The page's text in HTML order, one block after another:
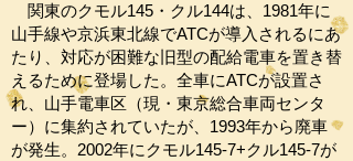
関東のクモル145・クル144は、1981年に
山手線や京浜東北線でATCが導入されるにあ
たり、対応が困難な旧型の配給電車を置き替
えるために登場した。全車にATCが設置さ
れ、山手電車区（現・東京総合車両センタ
ー）に集約されていたが、1993年から廃車
が発生。2002年にクモル145-7+クル145-7が